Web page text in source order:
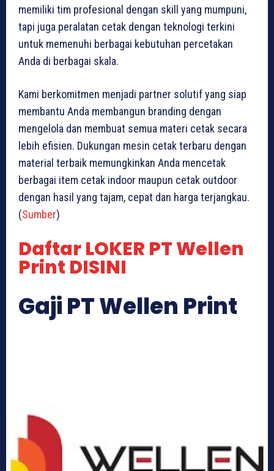
memiliki tim profesional dengan skill yang mumpuni,
tapi juga peralatan cetak dengan teknologi terkini
untuk memenuhi berbagai kebutuhan percetakan
Anda di berbagai skala.
Kami berkomitmen menjadi partner solutif yang siap
membantu Anda membangun branding dengan
mengelola dan membuat semua materi cetak secara
lebih efisien. Dukungan mesin cetak terbaru dengan
material terbaik memungkinkan Anda mencetak
berbagai item cetak indoor maupun cetak outdoor
dengan hasil yang tajam, cepat dan harga terjangkau.
(Sumber)
Daftar LOKER PT Wellen
Print DISINI
Gaji PT Wellen Print